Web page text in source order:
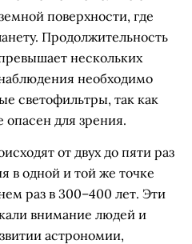
поверхности, где
Продолжительность
нескольких
необходимо
светофильтры, так как
опасен для зрения.
от двух до пяти раз
в одной и той же точке
раз в 300–400 лет. Эти
внимание людей и
астрономии,